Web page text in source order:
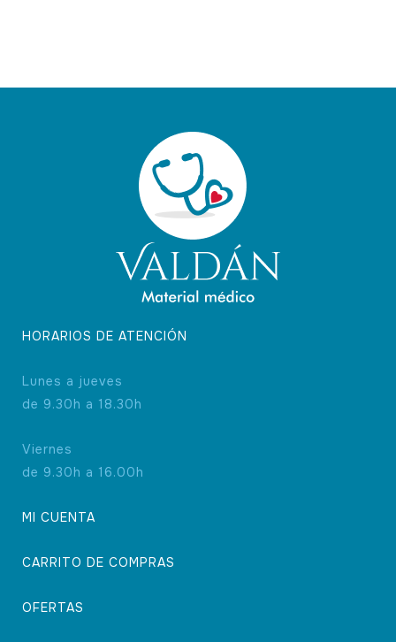
HORARIOS DE ATENCIÓN
Lunes a jueves
de 9.30h a 18.30h
Viernes
de 9.30h a 16.00h
MI CUENTA
CARRITO DE COMPRAS
OFERTAS